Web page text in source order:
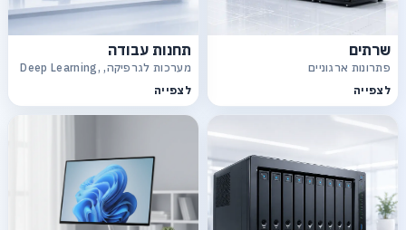
שרתים
פתרונות ארגוניים
לצפייה
תחנות עבודה
מערכות לגרפיקה, Deep Learning,
לצפייה